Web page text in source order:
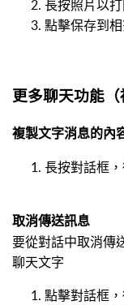
長按照片以
點擊保存到
更多聊天功能（
複製文字消息的內
長按對話框
取消傳送訊息
要從對話中取消傳
聊天文字
點擊對話框